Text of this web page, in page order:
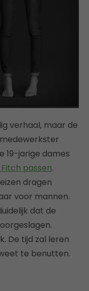
verhaal, maar de
19-jarige dames
passen.
dragen
voor mannen.
dat de
De tijd zal leren
te benutten.